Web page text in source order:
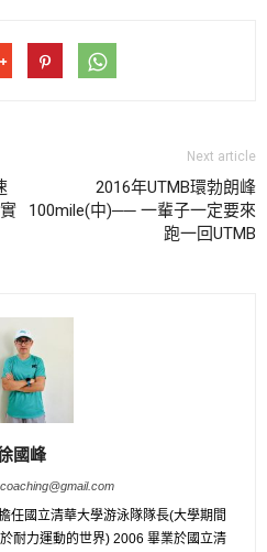
Next article
2016年UTMB環勃朗峰
100mile(中)── 一輩子一定要來
跑一回UTMB
國峰
任國立清華大學游泳隊隊長(大學期間
耐力運動的世界) 2006 畢業於國立清